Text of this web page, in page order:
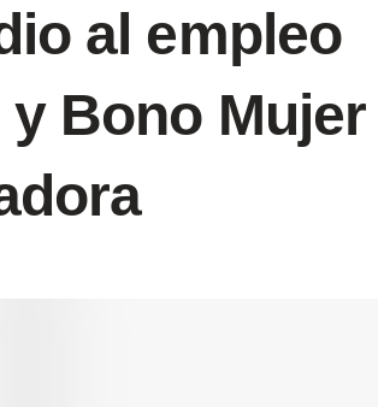
al empleo
Bono Mujer